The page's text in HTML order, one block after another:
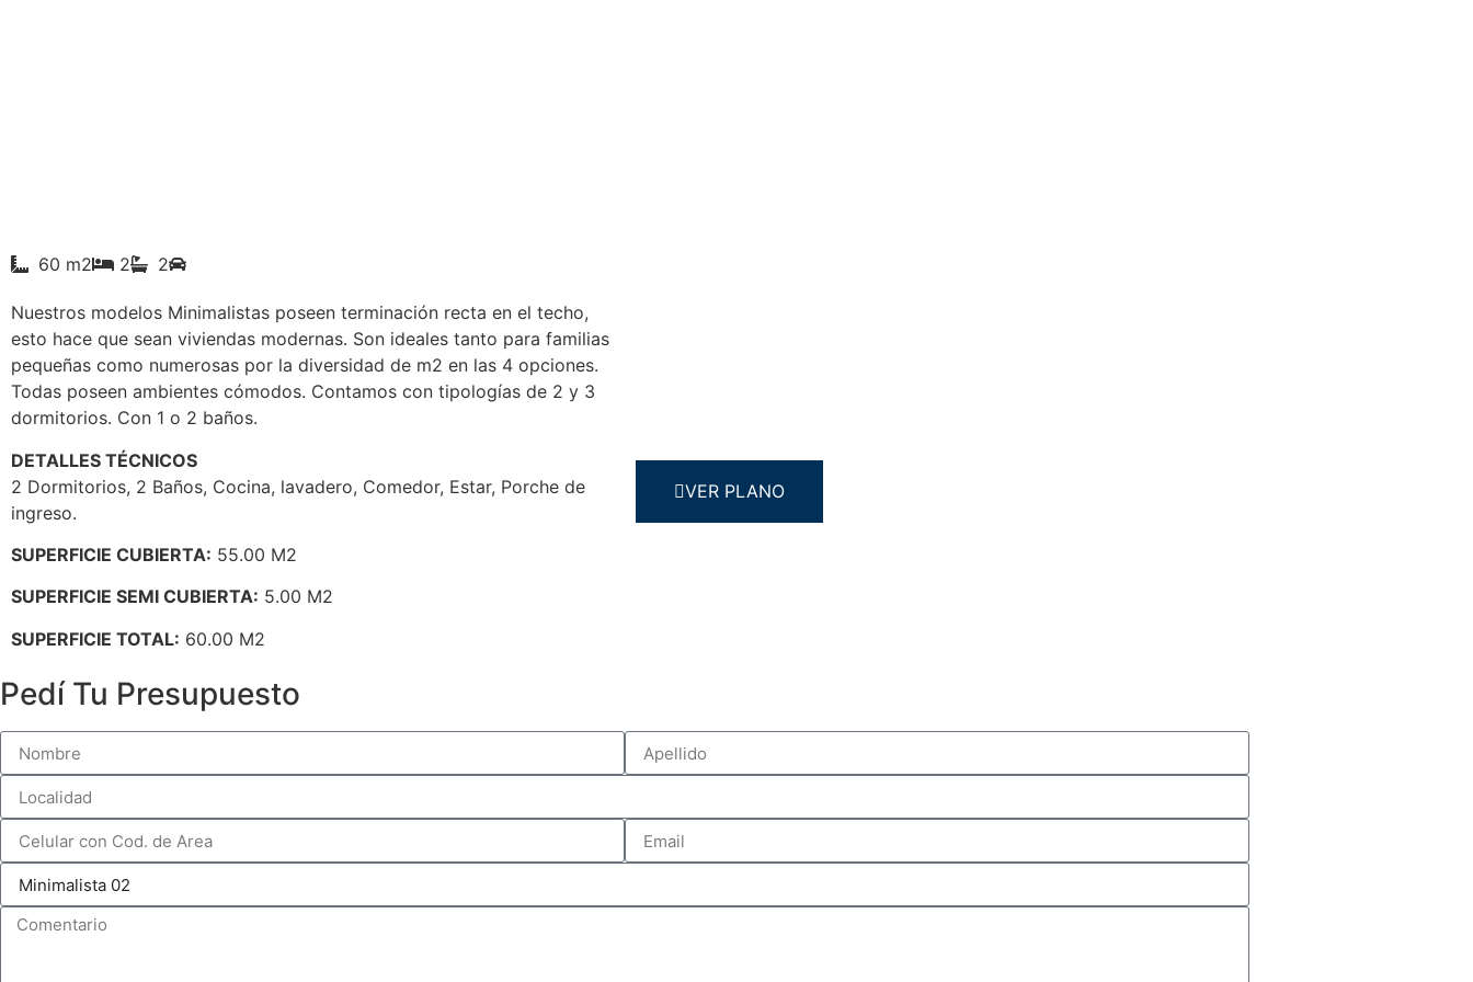
60 m2 2 2
Nuestros modelos Minimalistas poseen terminación recta en el techo,
esto hace que sean viviendas modernas. Son ideales tanto para familias
pequeñas como numerosas por la diversidad de m2 en las 4 opciones.
Todas poseen ambientes cómodos. Contamos con tipologías de 2 y 3
dormitorios. Con 1 o 2 baños.
DETALLES TÉCNICOS
2 Dormitorios, 2 Baños, Cocina, lavadero, Comedor, Estar, Porche de
ingreso.
SUPERFICIE CUBIERTA: 55.00 M2
SUPERFICIE SEMI CUBIERTA: 5.00 M2
SUPERFICIE TOTAL: 60.00 M2
VER PLANO
Pedí Tu Presupuesto